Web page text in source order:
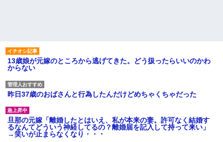
13歳娘が元嫁のところから逃げてきた。どう扱ったらいいのかわ
からない
昨日37歳のおばさんと行為したんだけどめちゃくちゃだった
旦那の元嫁「離婚したとはいえ、私が本来の妻。許可なく結婚す
るなんてどういう神経してるの？離婚届を記入して持って来い」
→笑いが止まらなくなり・・・